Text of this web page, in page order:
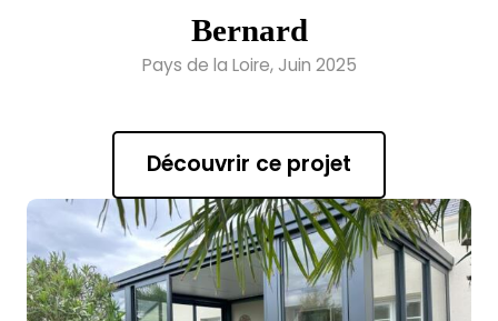
Bernard
Pays de la Loire, Juin 2025
Découvrir ce projet